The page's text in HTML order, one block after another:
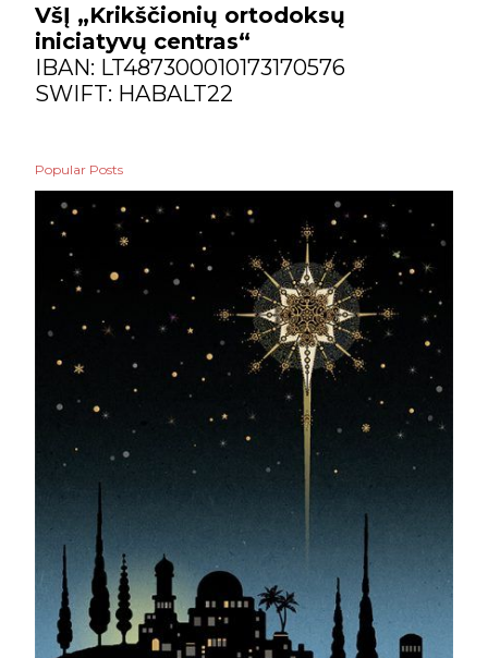
VšĮ „Krikščionių ortodoksų
iniciatyvų centras“
IBAN: LT487300010173170576
SWIFT: HABALT22
Popular Posts